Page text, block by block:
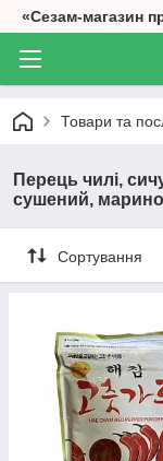
«Сезам-магазин
Товари та
Перець чилі,
сушений,
Сортування